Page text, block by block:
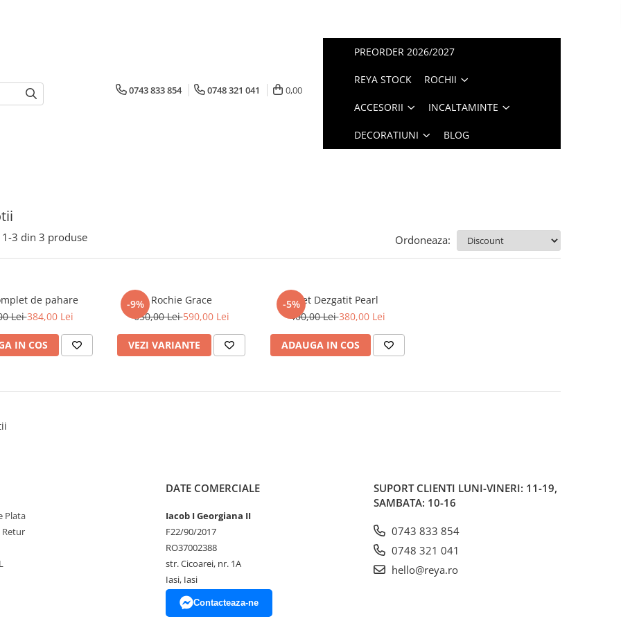
0743 833 854 0748 321 041 0,00
PREORDER 2026/2027
REYA STOCK ROCHII
ACCESORII INCALTAMINTE
DECORATIUNI BLOG
1-3 din 3 produse Ordoneaza:
de pahare
Lei384,00 Lei
IN COS
-9%
Rochie Grace
650,00 Lei590,00 Lei
VEZI VARIANTE
-5%Set Dezgatit Pearl
400,00 Lei380,00 Lei
ADAUGA IN COS
Plata
Retur
DATE COMERCIALE
Iacob I Georgiana II
F22/90/2017
RO37002388
str. Cicoarei, nr. 1A
Iasi, Iasi
Contacteaza-ne
SUPORT CLIENTI LUNI-VINERI: 11-19,
SAMBATA: 10-16
0743 833 854
0748 321 041
hello@reya.ro